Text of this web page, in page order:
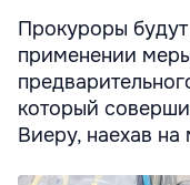
Прокуроры будут
применении
который
Виеру, наехав